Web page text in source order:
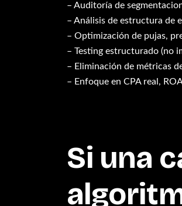
– Auditoría de
– Análisis de estructura de
– Optimización de pujas,
– Testing estructurado (no
– Eliminación de métricas
– Enfoque en CPA real,
Si una